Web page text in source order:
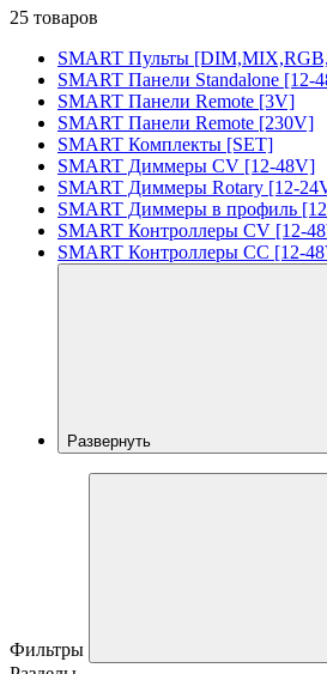
25 товаров
SMART Пульты
SMART Панели Standalone [12-
SMART Панели Remote [3V]
SMART Панели Remote [230V]
SMART Комплекты [SET]
SMART Диммеры CV [12-48V]
SMART Диммеры Rotary [12-
SMART Диммеры в профиль
SMART Контроллеры CV [12-
SMART Контроллеры CC [12-
Развернуть
Фильтры